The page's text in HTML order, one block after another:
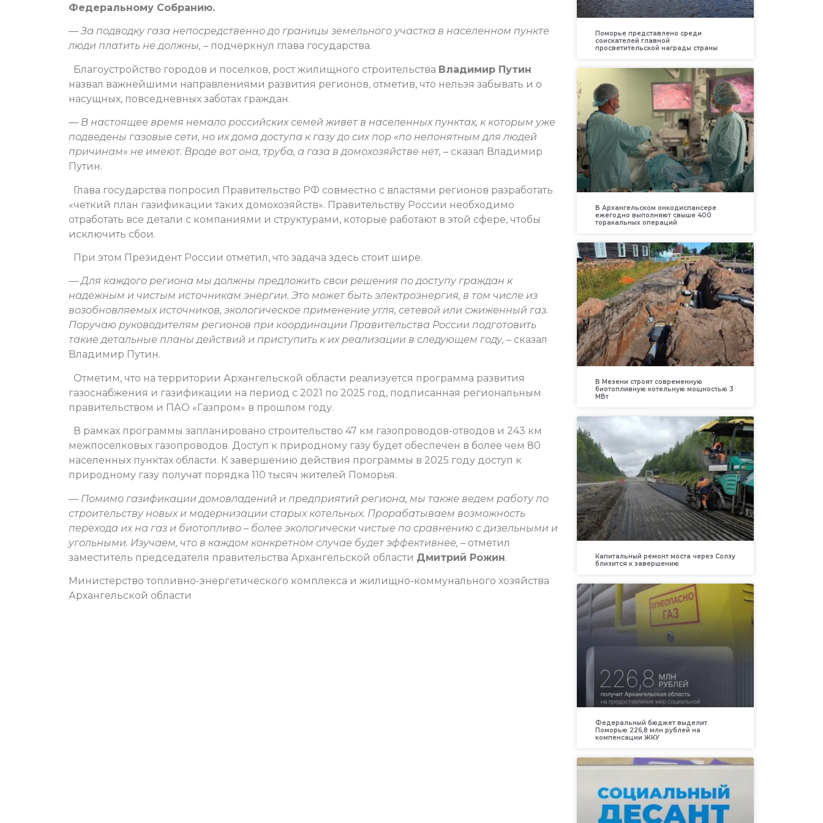
Федеральному Собранию.
—За подводку газа непосредственно до границы земельного участка в населенном пункте
люди платить не должны, – подчеркнул глава государства.
Благоустройство городов и поселков, рост жилищного строительства Владимир Путин
назвал важнейшими направлениями развития регионов, отметив, что нельзя забывать и о
насущных, повседневных заботах граждан.
— В настоящее время немало российских семей живет в населенных пунктах, к которым уже
подведены газовые сети, но их дома доступа к газу до сих пор «по непонятным для людей
причинам» не имеют. Вроде вот она, труба, а газа в домохозяйстве нет, – сказал Владимир
Путин.
Глава государства попросил Правительство РФ совместно с властями регионов разработать
«четкий план газификации таких домохозяйств». Правительству России необходимо
отработать все детали с компаниями и структурами, которые работают в этой сфере, чтобы
исключить сбои.
При этом Президент России отметил, что задача здесь стоит шире.
—Для каждого региона мы должны предложить свои решения по доступу граждан к
надежным и чистым источникам энергии. Это может быть электроэнергия, в том числе из
возобновляемых источников, экологическое применение угля, сетевой или сжиженный газ.
Поручаю руководителям регионов при координации Правительства России подготовить
такие детальные планы действий и приступить к их реализации в следующем году, – сказал
Владимир Путин.
Отметим, что на территории Архангельской области реализуется программа развития
газоснабжения и газификации на период с 2021 по 2025 год, подписанная региональным
правительством и ПАО «Газпром» в прошлом году.
В рамках программы запланировано строительство 47 км газопроводов-отводов и 243 км
межпоселковых газопроводов. Доступ к природному газу будет обеспечен в более чем 80
населенных пунктах области. К завершению действия программы в 2025 году доступ к
природному газу получат порядка 110 тысяч жителей Поморья.
— Помимо газификации домовладений и предприятий региона, мы также ведем работу по
строительству новых и модернизации старых котельных. Прорабатываем возможность
перехода их на газ и биотопливо – более экологически чистые по сравнению с дизельными и
угольными. Изучаем, что в каждом конкретном случае будет эффективнее, – отметил
заместитель председателя правительства Архангельской области Дмитрий Рожин.
Министерство топливно-энергетического комплекса и жилищно-коммунального хозяйства
Архангельской области
Поморье представлено среди
соискателей главной
просветительской награды страны
В Архангельском онкодиспансере
ежегодно выполняют свыше 400
торакальных операций
В Мезени строят современную
биотопливную котельную мощностью 3
МВт
Капитальный ремонт моста через Солзу
близится к завершению
Федеральный бюджет выделит
Поморью 226,8 млн рублей на
компенсации ЖКУ